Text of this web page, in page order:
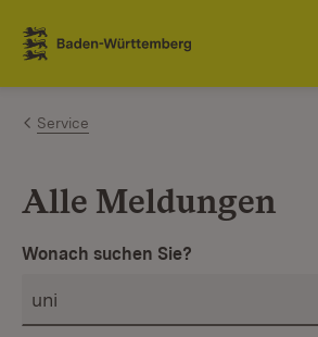
Zum Inhalt springen
Link zur Startseite
Service
Alle Meldungen
Wonach suchen Sie?